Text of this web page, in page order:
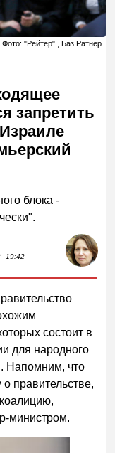
Фото: "Рейтер" , Баз Ратнер
запретить
блока -
19:42
состоит в
для народного
Напомним, что
о правительстве,
министром.